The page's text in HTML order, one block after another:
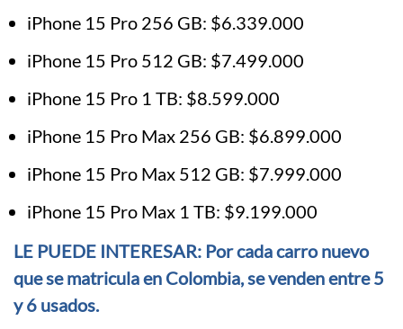
iPhone 15 Pro 256 GB: $6.339.000
iPhone 15 Pro 512 GB: $7.499.000
iPhone 15 Pro 1 TB: $8.599.000
iPhone 15 Pro Max 256 GB: $6.899.000
iPhone 15 Pro Max 512 GB: $7.999.000
iPhone 15 Pro Max 1 TB: $9.199.000
LE PUEDE INTERESAR: Por cada carro nuevo
que se matricula en Colombia, se venden entre 5
y 6 usados.